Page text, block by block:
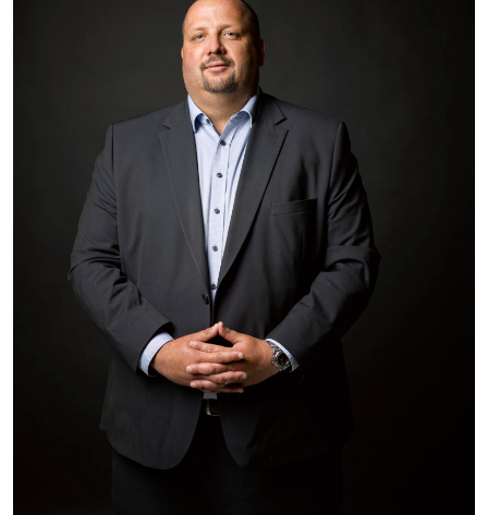
Depuis 2015, Stéphane est agent commercial au sein
de l'Immobilière des Brasseurs. Lui aussi a acquis
une solide expérience du secteur CHR grâce aux dix
années passées dans un groupe brassicole national.
Il dispose d'un réseau important avec de nombreux
contacts sur le terrain et maitrise parfaitement les
cessions de fonds de commerce de restauration.
Parce qu'il a conscience que chaque dossier est
unique, quel que soit votre projet revente ou
installation il sera à votre écoute pour vous conseiller
et vous proposer une solution sur mesure.